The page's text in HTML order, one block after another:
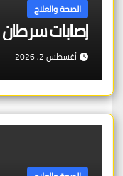
الصحة والعلاج
إصابات سرطان
أغسطس 2, 2026